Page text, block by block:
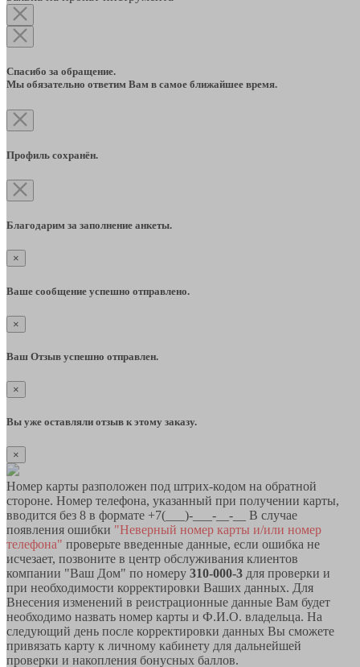
Спасибо за обращение.
Мы обязательно ответим Вам в самое ближайшее время.
Профиль сохранён.
Благодарим за заполнение анкеты.
×
Ваше сообщение успешно отправлено.
×
Ваш Отзыв успешно отправлен.
×
Вы уже оставляли отзыв к этому заказу.
×
Номер карты разположен под штрих-кодом на обратной
стороне. Номер телефона, указанный при получении карты,
вводится без 8 в формате +7(___)-___-__-__ В случае
появления ошибки "Неверный номер карты и/или номер
телефона" проверьте введенные данные, если ошибка не
исчезает, позвоните в центр обслуживания клиентов
компании "Ваш Дом" по номеру 310-000-3 для проверки и
при необходимости корректировки Ваших данных. Для
Внесения изменений в реистрационные данные Вам будет
необходимо назвать номер карты и Ф.И.О. владельца. На
следующий день после корректировки данных Вы сможете
привязать карту к личному кабинету для дальнейшей
проверки и накопления бонусных баллов.